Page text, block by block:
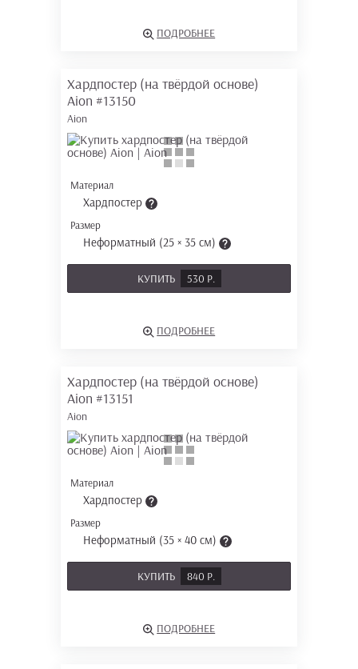
ПОДРОБНЕЕ
Хардпостер (на твёрдой основе)
Aion #13150
Aion
Материал
Хардпостер
Размер
Неформатный (25 × 35 см)
КУПИТЬ 530 Р.
ПОДРОБНЕЕ
Хардпостер (на твёрдой основе)
Aion #13151
Aion
Материал
Хардпостер
Размер
Неформатный (35 × 40 см)
КУПИТЬ 840 Р.
ПОДРОБНЕЕ